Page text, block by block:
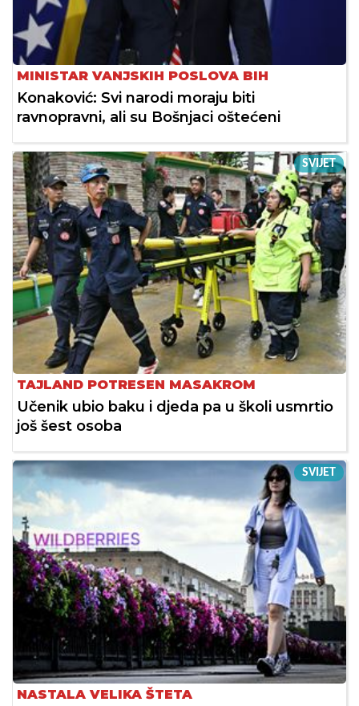
MINISTAR VANJSKIH POSLOVA BIH
Konaković: Svi narodi moraju biti
ravnopravni, ali su Bošnjaci oštećeni
SVIJET
TAJLAND POTRESEN MASAKROM
Učenik ubio baku i djeda pa u školi usmrtio
još šest osoba
SVIJET
NASTALA VELIKA ŠTETA